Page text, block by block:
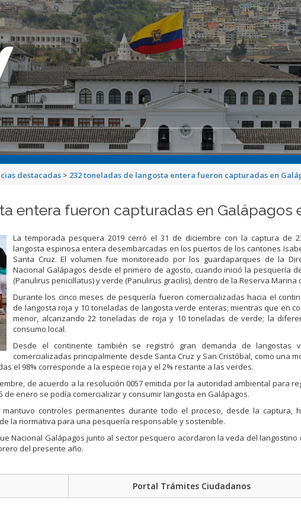
destacadas > 232 toneladas de langosta entera fueron capturadas en
entera fueron capturadas en Galápagos
La temporada pesquera 2019 cerró el 31 de diciembre con la captura de
langosta espinosa entera desembarcadas en los puertos de los cantones
Santa Cruz. El volumen fue monitoreado por los guardaparques de la
Nacional Galápagos desde el primero de agosto, cuando inició la pesquería
(Panulirus penicillatus) y verde (Panulirus gracilis), dentro de la Reserva Marina
Durante los cinco meses de pesquería fueron comercializadas hacia el
de langosta roja y 10 toneladas de langosta verde enteras; mientras que en
menor, alcanzando 22 toneladas de roja y 10 toneladas de verde; la
consumo local.
Desde el continente también se registró gran demanda de langostas
comercializadas principalmente desde Santa Cruz y San Cristóbal, como una
el 98% corresponde a la especie roja y el 2% restante a las verdes.
de acuerdo a la resolución 0057 emitida por la autoridad ambiental para
enero se podía comercializar y consumir langosta en Galápagos.
mantuvo controles permanentes durante todo el proceso, desde la captura,
la normativa para una pesquería responsable y sostenible.
Nacional Galápagos junto al sector pesquero acordaron la veda del langostino
del presente año.
Portal Trámites Ciudadanos